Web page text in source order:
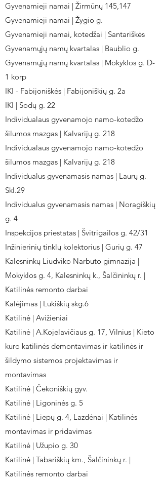
Gyvenamieji namai | Žirmūnų 145,147
Gyvenamieji namai | Žygio g.
Gyvenamieji namai, kotedžai | Santariškės
Gyvenamųjų namų kvartalas | Baublio g.
Gyvenamųjų namų kvartalas | Mokyklos g. D-
1 korp
IKI - Fabijoniškės | Fabijoniškių g. 2a
IKI | Sodų g. 22
Individualaus gyvenamojo namo-kotedžo
šilumos mazgas | Kalvarijų g. 218
Individualaus gyvenamojo namo-kotedžo
šilumos mazgas | Kalvarijų g. 218
Individualus gyvenamasis namas | Laurų g.
Skl.29
Individualus gyvenamasis namas | Noragiškių
g. 4
Inspekcijos priestatas | Švitrigailos g. 42/31
Inžinierinių tinklų kolektorius | Gurių g. 47
Kalesninkų Liudviko Narbuto gimnazija |
Mokyklos g. 4, Kalesninkų k., Šalčininkų r. |
Katilinės remonto darbai
Kalėjimas | Lukiškių skg.6
Katilinė | Avižieniai
Katilinė | A.Kojelavičiaus g. 17, Vilnius | Kieto
kuro katilinės demontavimas ir katilinės ir
šildymo sistemos projektavimas ir
montavimas
Katilinė | Čekoniškių gyv.
Katilinė | Ligoninės g. 5
Katilinė | Liepų g. 4, Lazdėnai | Katilinės
montavimas ir pridavimas
Katilinė | Užupio g. 30
Katilinė | Tabariškių km., Šalčininkų r. |
Katilinės remonto darbai